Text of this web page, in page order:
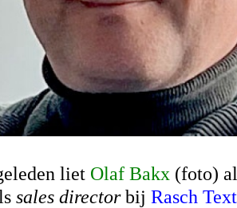
liet Olaf Bakx (foto)
sales directorbij Rasch